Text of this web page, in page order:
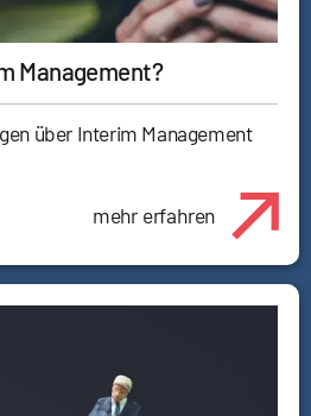
Management?
über Interim Management
mehr erfahren